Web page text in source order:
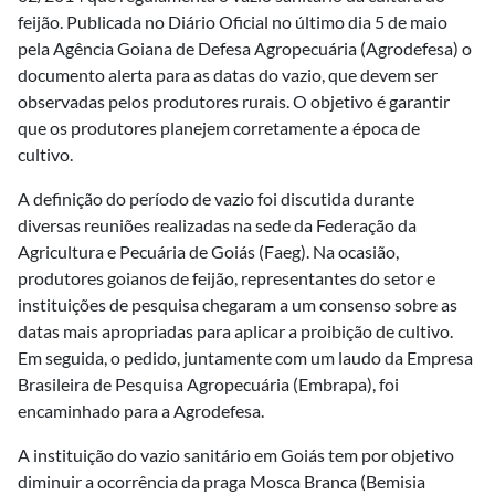
feijão. Publicada no Diário Oficial no último dia 5 de maio
pela Agência Goiana de Defesa Agropecuária (Agrodefesa) o
documento alerta para as datas do vazio, que devem ser
observadas pelos produtores rurais. O objetivo é garantir
que os produtores planejem corretamente a época de
cultivo.
A definição do período de vazio foi discutida durante
diversas reuniões realizadas na sede da Federação da
Agricultura e Pecuária de Goiás (Faeg). Na ocasião,
produtores goianos de feijão, representantes do setor e
instituições de pesquisa chegaram a um consenso sobre as
datas mais apropriadas para aplicar a proibição de cultivo.
Em seguida, o pedido, juntamente com um laudo da Empresa
Brasileira de Pesquisa Agropecuária (Embrapa), foi
encaminhado para a Agrodefesa.
A instituição do vazio sanitário em Goiás tem por objetivo
diminuir a ocorrência da praga Mosca Branca (Bemisia